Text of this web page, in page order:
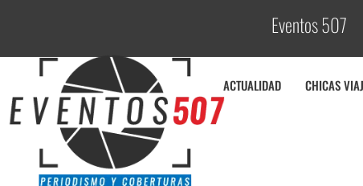
Eventos 507C
ACTUALIDAD CHICAS